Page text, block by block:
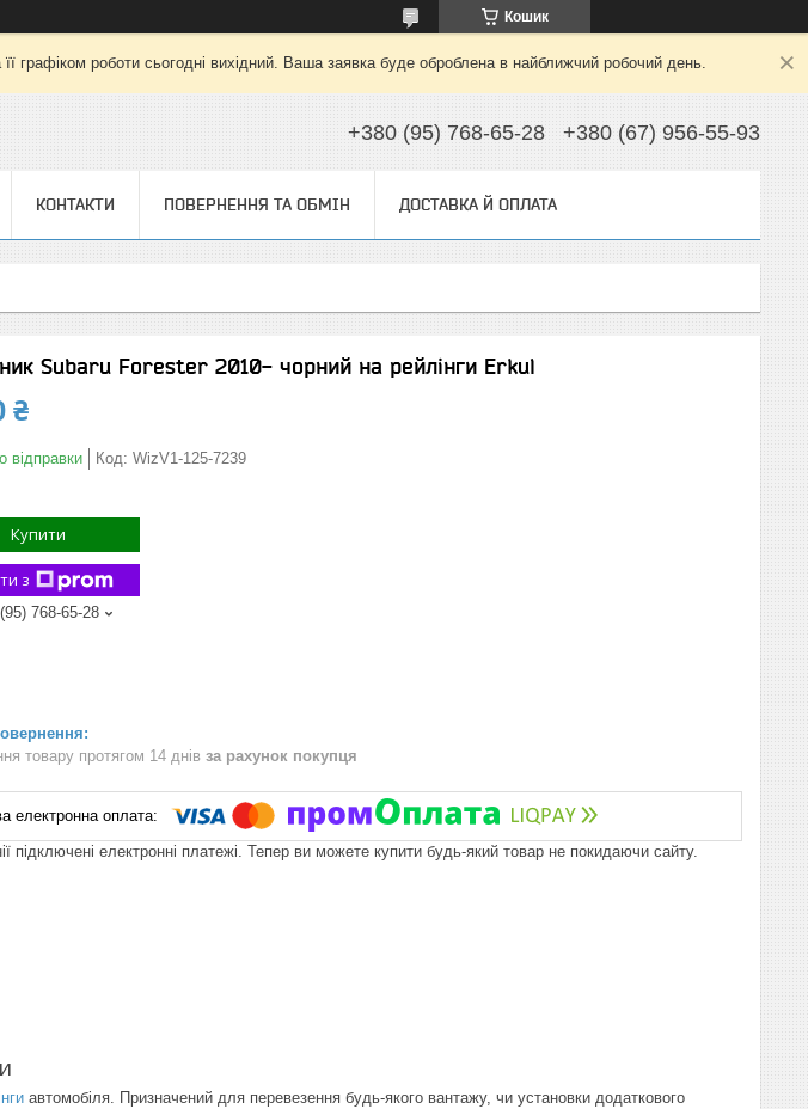
Кошик
графіком роботи сьогодні вихідний. Ваша заявка буде оброблена в найближчий робочий день.
+380 (95) 768-65-28 +380 (67) 956-55-93
КОНТАКТИ ПОВЕРНЕННЯ ТА ОБМІН ДОСТАВКА Й ОПЛАТА
Subaru Forester 2010- чорний на рейлінги Erkul
₴
відправки Код: WizV1-125-7239
Купити
з
768-65-28
товару протягом 14 днів за рахунок покупця
підключені електронні платежі. Тепер ви можете купити будь-який товар не покидаючи сайту.
автомобіля. Призначений для перевезення будь-якого вантажу, чи установки додаткового